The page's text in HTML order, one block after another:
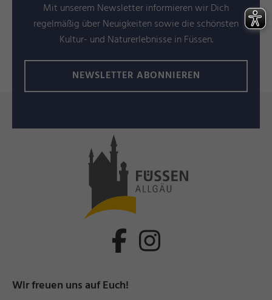
Mit unserem Newsletter informieren wir Dich
regelmäßig über Neuigkeiten sowie die schönsten
Kultur- und Naturerlebnisse in Füssen.
NEWSLETTER ABONNIEREN
Wir freuen uns auf Euch!